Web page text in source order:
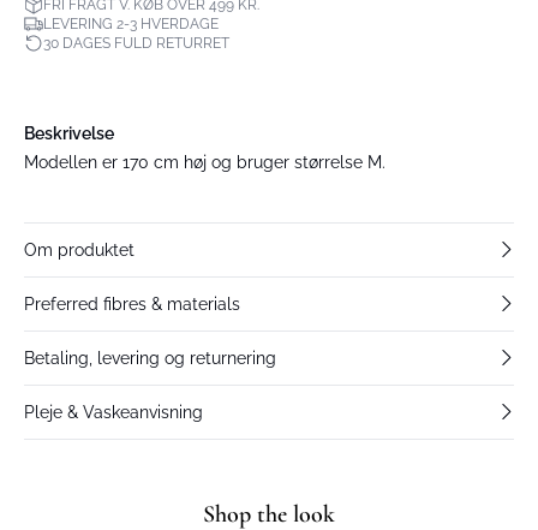
FRI FRAGT V. KØB OVER 499 KR.
LEVERING 2-3 HVERDAGE
30 DAGES FULD RETURRET
Beskrivelse
Modellen er 170 cm høj og bruger størrelse M.
Om produktet
Preferred fibres & materials
Betaling, levering og returnering
Pleje & Vaskeanvisning
Shop the look